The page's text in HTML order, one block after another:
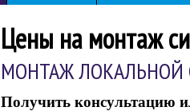
Цены на монтаж
МОНТАЖ ЛОКАЛЬНОЙ
Получить консультацию